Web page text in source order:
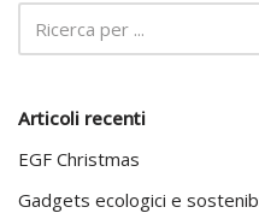
Articoli recenti
EGF Christmas
Gadgets ecologici e